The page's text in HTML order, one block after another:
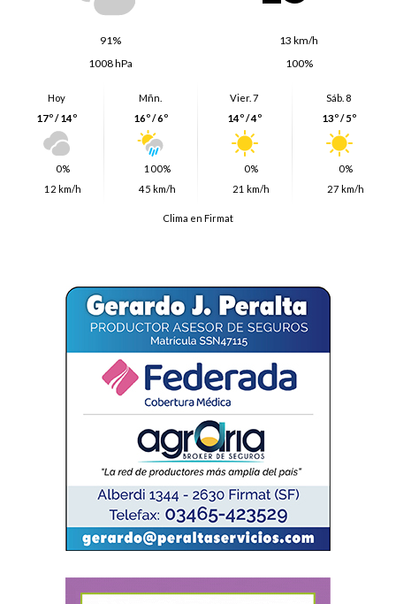
91%
13 km/h
1008 hPa
100%
Hoy
17º / 14º
0%
12 km/h
Mñn.
16º / 6º
100%
45 km/h
Vier. 7
14º / 4º
0%
21 km/h
Sáb. 8
13º / 5º
0%
27 km/h
Clima en Firmat